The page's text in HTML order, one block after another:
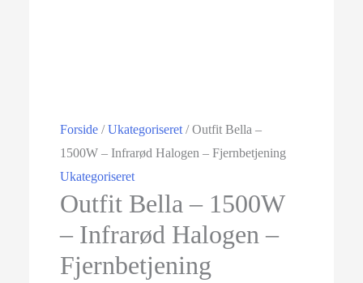
Forside /Ukategoriseret / Outfit Bella –
1500W – Infrarød Halogen – Fjernbetjening
Ukategoriseret
Outfit Bella – 1500W
– Infrarød Halogen –
Fjernbetjening